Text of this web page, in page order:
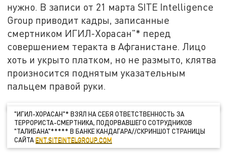
нужно. В записи от 21 марта SITE Intelligence
Group приводит кадры, записанные
смертником ИГИЛ-Хорасан"* перед
совершением теракта в Афганистане. Лицо
хоть и укрыто платком, но не размыто, клятва
произносится поднятым указательным
пальцем правой руки.
"ИГИЛ-ХОРАСАН"* ВЗЯЛ НА СЕБЯ ОТВЕТСТВЕННОСТЬ ЗА
ТЕРРОРИСТА-СМЕРТНИКА, ПОДОРВАВШЕГО СОТРУДНИКОВ
"ТАЛИБАНА"***** В БАНКЕ КАНДАГАРА//СКРИНШОТ СТРАНИЦЫ
САЙТАENT.SITEINTELGROUP.COM